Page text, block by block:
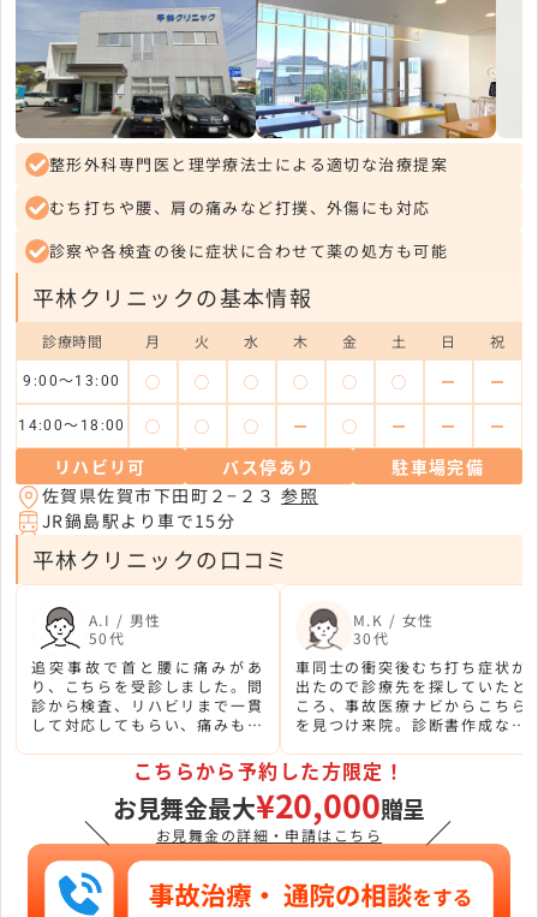
整形外科専門医と理学療法士による適切な治療提案
むち打ちや腰、肩の痛みなど打撲、外傷にも対応
診察や各検査の後に症状に合わせて薬の処方も可能
平林クリニックの基本情報
診療時間 月 火 水 木 金 土 日 祝
9:00～13:00 ◯ ◯ ◯ ◯ ◯ ◯ ー ー
14:00～18:00 ◯ ◯ ◯ ー ◯ ー ー ー
リハビリ可 バス停あり
駐車場完備
佐賀県佐賀市下田町２−２３参照
JR鍋島駅より車で15分
平林クリニックの口コミ
A.I / 男性
50代
追突事故で首と腰に痛みがあ
り、こちらを受診しました。問
診から検査、リハビリまで一貫
して対応してもらい、痛みも和
担もありませんでした。
M.K / 女性
30代
車同士の衝突後むち打ち症状が
出たので診療先を探していたと
ころ、事故医療ナビからこちら
を見つけ来院。診断書作成など
くださり、助かりました。
＼
こちらから予約した方限定！
お見舞金最大¥20,000贈呈
お見舞金の詳細・申請はこちら ／